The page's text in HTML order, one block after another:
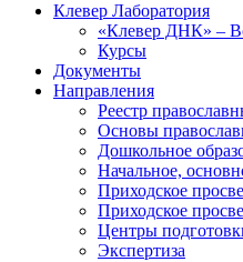
Клевер Лаборатория
«Клевер ДНК» –
Курсы
Документы
Направления
Реестр
Основы
Дошкольное
Начальное,
Приходское
Приходское
Центры
Экспертиза